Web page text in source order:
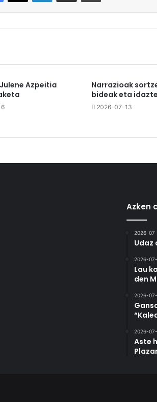
Azpeitia
Narrazioak
bideak eta
2026-07-13
Azken
2026-
Udaz
2026-
Lau
den
2026-
2026-
Aste